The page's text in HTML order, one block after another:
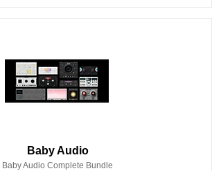
Baby Audio
Baby Audio Complete Bundle